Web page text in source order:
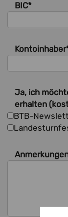
BIC*
Kontoinhaber
Ja, ich
erhalten
BTB-